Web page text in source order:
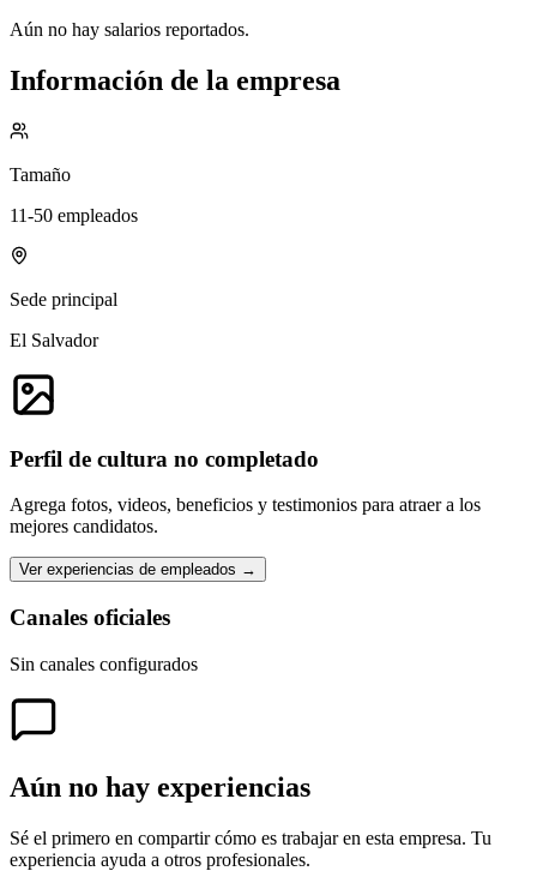
Aún no hay salarios reportados.
Información de la empresa
Tamaño
11-50 empleados
Sede principal
El Salvador
Perfil de cultura no completado
Agrega fotos, videos, beneficios y testimonios para atraer a los
mejores candidatos.
Ver experiencias de empleados →
Canales oficiales
Sin canales configurados
Aún no hay experiencias
Sé el primero en compartir cómo es trabajar en esta empresa. Tu
experiencia ayuda a otros profesionales.